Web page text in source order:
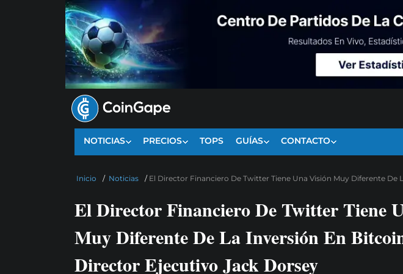
NOTICIAS PRECIOS TOPS GUÍAS CONTACTO
Inicio / Noticias / El Director Financiero De Twitter Tiene Una Visión Muy Diferente
El Director Financiero De Twitter Tiene
Muy Diferente De La Inversión En
Director Ejecutivo Jack Dorsey